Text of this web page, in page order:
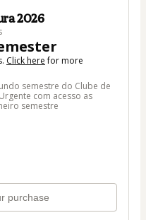
2026
Click herefor more
semestre do Clube de
com acesso as
semestre